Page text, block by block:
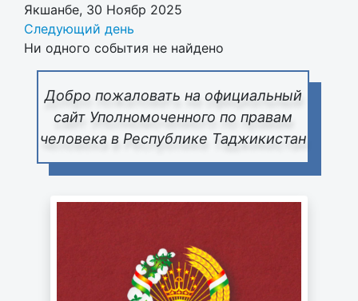
Добро пожаловать на официальный
сайт Уполномоченного по правам
человека в Республике Таджикистан
Якшанбе, 30 Ноябр 2025
Следующий день
Ни одного события не найдено